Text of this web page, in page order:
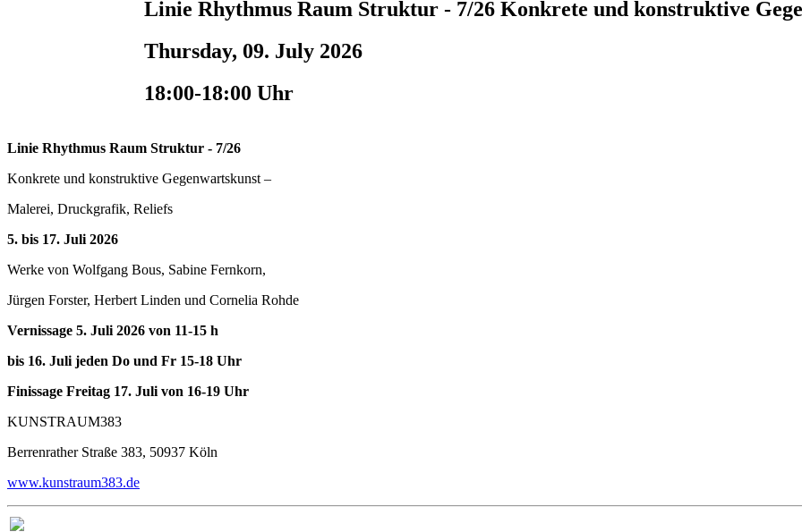
Linie Rhythmus Raum Struktur - 7/26 Konkrete und konstruktive
Thursday, 09. July 2026
18:00-18:00 Uhr
Linie Rhythmus Raum Struktur - 7/26
Konkrete und konstruktive Gegenwartskunst –
Malerei, Druckgrafik, Reliefs
5. bis 17. Juli 2026
Werke von Wolfgang Bous, Sabine Fernkorn,
Jürgen Forster, Herbert Linden und Cornelia Rohde
Vernissage 5. Juli 2026 von 11-15 h
bis 16. Juli jeden Do und Fr 15-18 Uhr
Finissage Freitag 17. Juli von 16-19 Uhr
KUNSTRAUM383
Berrenrather Straße 383, 50937 Köln
www.kunstraum383.de